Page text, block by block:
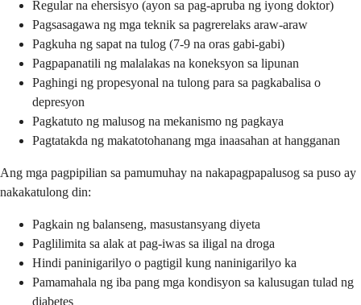
Regular na ehersisyo (ayon sa pag-apruba ng iyong doktor)
Pagsasagawa ng mga teknik sa pagrerelaks araw-araw
Pagkuha ng sapat na tulog (7-9 na oras gabi-gabi)
Pagpapanatili ng malalakas na koneksyon sa lipunan
Paghingi ng propesyonal na tulong para sa pagkabalisa o
depresyon
Pagkatuto ng malusog na mekanismo ng pagkaya
Pagtatakda ng makatotohanang mga inaasahan at hangganan
Ang mga pagpipilian sa pamumuhay na nakapagpapalusog sa puso ay
nakakatulong din:
Pagkain ng balanseng, masustansyang diyeta
Paglilimita sa alak at pag-iwas sa iligal na droga
Hindi paninigarilyo o pagtigil kung naninigarilyo ka
Pamamahala ng iba pang mga kondisyon sa kalusugan tulad ng
diabetes